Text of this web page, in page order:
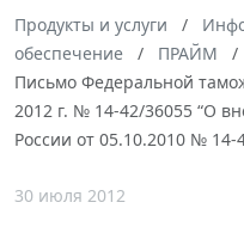
Продукты и услуги
обеспечение
ПРАЙМ
Письмо Федеральной
2012 г. № 14-42/36055 “О
России от 05.10.2010 № 14-
30 июля 2012